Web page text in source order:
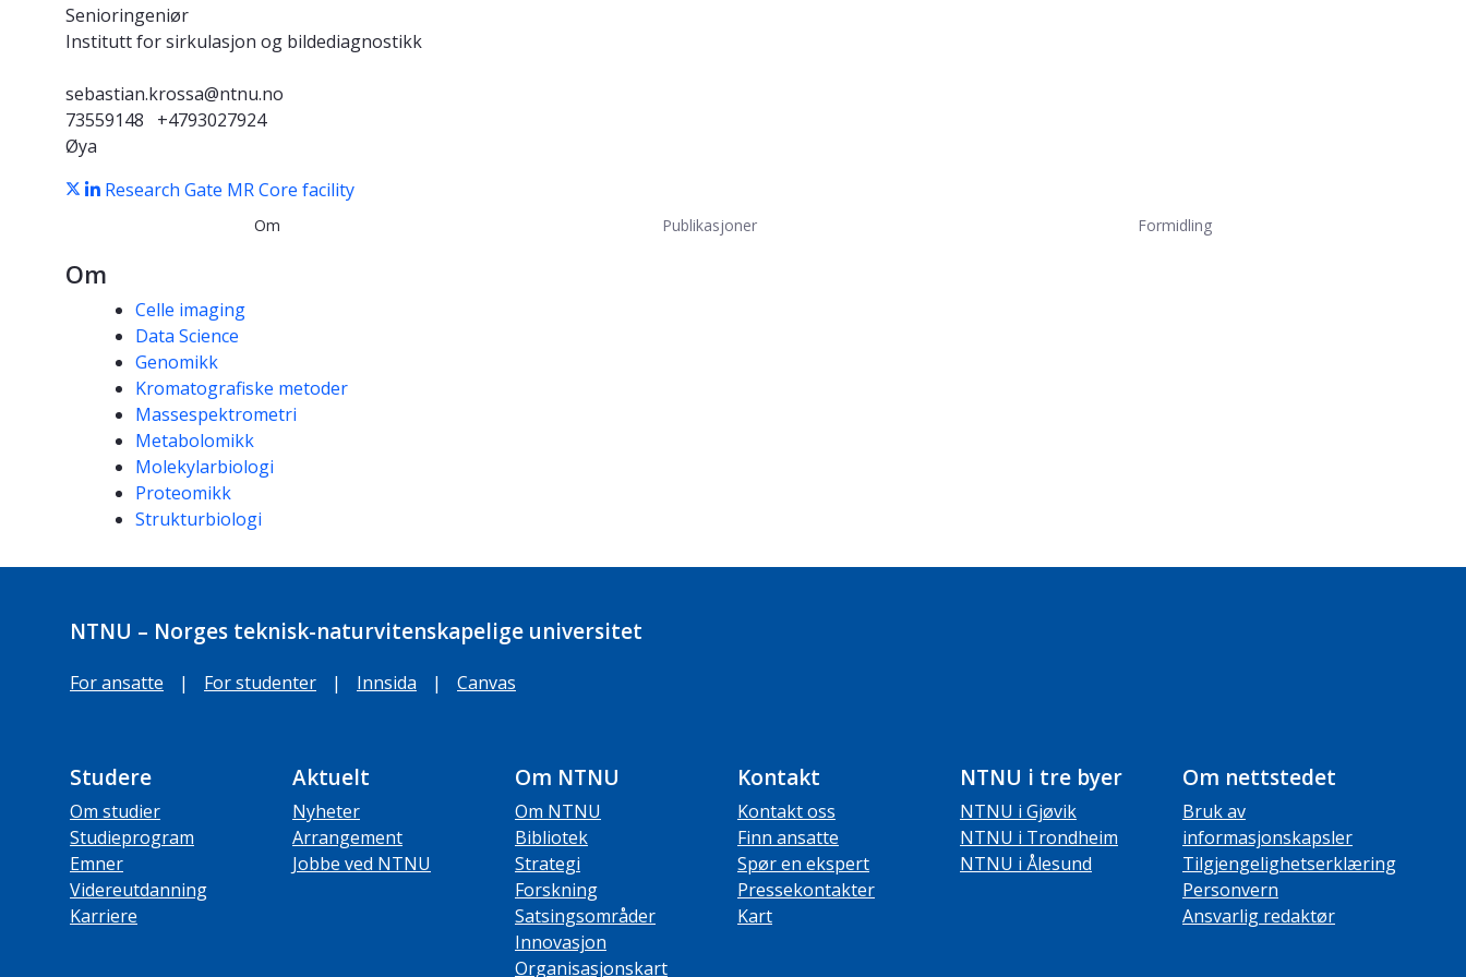
Senioringeniør
Institutt for sirkulasjon og bildediagnostikk
sebastian.krossa@ntnu.no
73559148
+4793027924
Øya
Research Gate MR Core facility
Om Publikasjoner Formidling
Om
Kompetanseord
Celle imaging
Data Science
Genomikk
Kromatografiske metoder
Massespektrometri
Metabolomikk
Molekylarbiologi
Proteomikk
Strukturbiologi
NTNU – Norges teknisk-naturvitenskapelige universitet
For ansatte | For studenter | Innsida | Canvas
Studere
Om studier
Studieprogram
Emner
Videreutdanning
Karriere
Aktuelt
Nyheter
Arrangement
Jobbe ved NTNU
Om NTNU
Om NTNU
Bibliotek
Strategi
Forskning
Satsingsområder
Innovasjon
Organisasjonskart
Kontakt
Kontakt oss
Finn ansatte
Spør en ekspert
Pressekontakter
Kart
NTNU i tre byer
NTNU i Gjøvik
NTNU i Trondheim
NTNU i Ålesund
Om nettstedet
Bruk av
informasjonskapsler
Tilgjengelighetserklæring
Personvern
Ansvarlig redaktør